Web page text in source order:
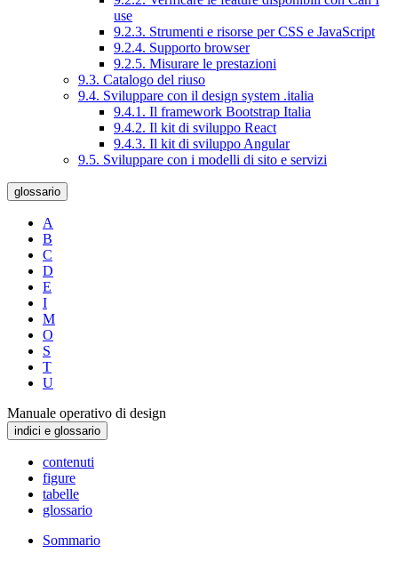
use
9.2.3. Strumenti e risorse per CSS e JavaScript
9.2.4. Supporto browser
9.2.5. Misurare le prestazioni
9.3. Catalogo del riuso
9.4. Sviluppare con il design system .italia
9.4.1. Il framework Bootstrap Italia
9.4.2. Il kit di sviluppo React
9.4.3. Il kit di sviluppo Angular
9.5. Sviluppare con i modelli di sito e servizi
glossario
A
B
C
D
E
I
M
O
S
T
U
Manuale operativo di design
indici e glossario
contenuti
figure
tabelle
glossario
Sommario